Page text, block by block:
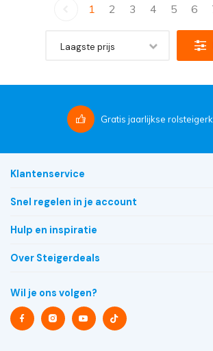
1 2 3 4 5 6
Laagste prijs
Gratis jaarlijkse
Klantenservice
Snel regelen in je account
Hulp en inspiratie
Over Steigerdeals
Wil je ons volgen?